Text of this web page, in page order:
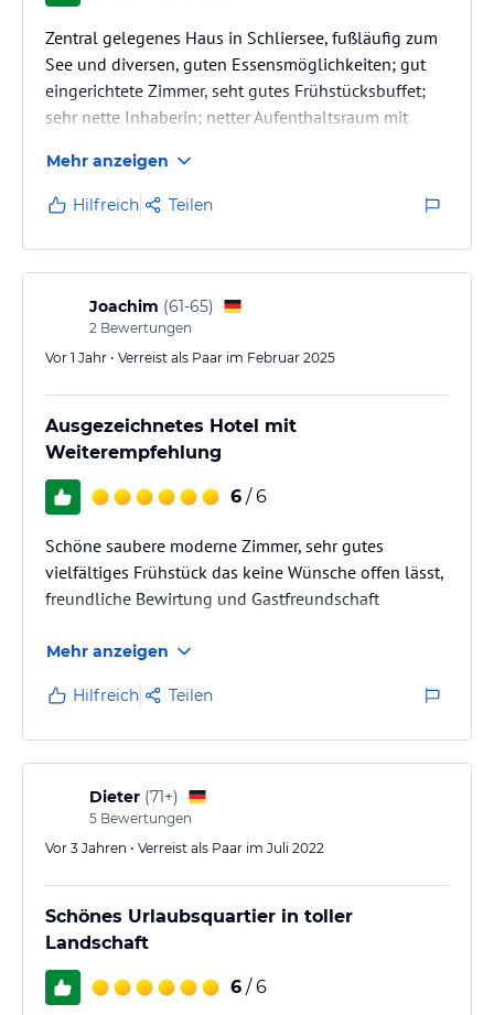
Zentral gelegenes Haus in Schliersee, fußläufig zum
See und diversen, guten Essensmöglichkeiten; gut
eingerichtete Zimmer, seht gutes Frühstücksbuffet;
sehr nette Inhaberin; netter Aufenthaltsraum mit
zum relaxen; eignet sich auf für längerem Aufenthalt;
Sauna vorhanden
Mehr anzeigen
Hilfreich Teilen
Joachim (61-65)
2 Bewertungen
Vor 1 Jahr • Verreist als Paar im Februar 2025
Ausgezeichnetes Hotel mit
Weiterempfehlung
6 / 6
Schöne saubere moderne Zimmer, sehr gutes
vielfältiges Frühstück das keine Wünsche offen lässt,
freundliche Bewirtung und Gastfreundschaft
Mehr anzeigen
Hilfreich Teilen
Dieter (71+)
5 Bewertungen
Vor 3 Jahren • Verreist als Paar im Juli 2022
Schönes Urlaubsquartier in toller
Landschaft
6 / 6